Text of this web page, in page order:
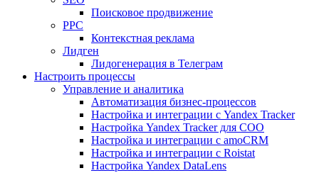
Поисковое продвижение
PPC
Контекстная реклама
Лидген
Лидогенерация в Телеграм
Настроить процессы
Управление и аналитика
Автоматизация бизнес-процессов
Настройка и интеграции с Yandex Tracker
Настройка Yandex Tracker для СОО
Настройка и интеграции с amoCRM
Настройка и интеграции с Roistat
Настройка Yandex DataLens